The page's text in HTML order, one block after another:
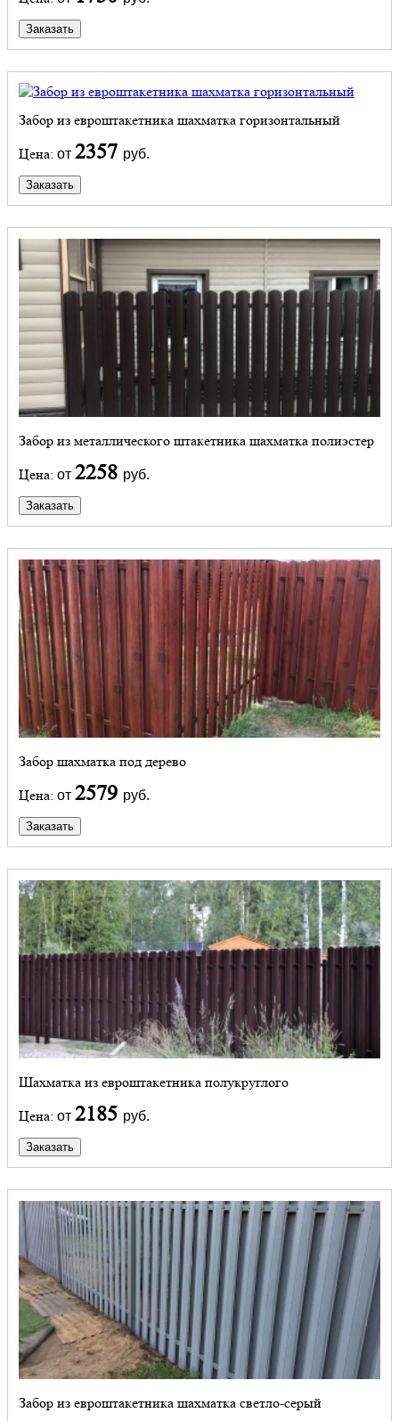
Заказать
Забор из евроштакетника шахматка горизонтальный
Цена: от 2357 руб.
Заказать
Забор из металлического штакетника шахматка полиэстер
Цена: от 2258 руб.
Заказать
Забор шахматка под дерево
Цена: от 2579 руб.
Заказать
Шахматка из евроштакетника полукруглого
Цена: от 2185 руб.
Заказать
Забор из евроштакетника шахматка светло-серый